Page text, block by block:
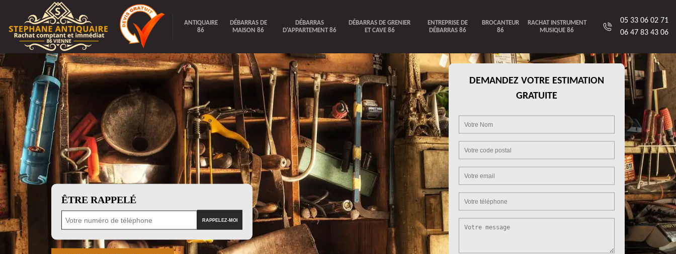
ANTIQUAIRE
86
DÉBARRAS DE
MAISON 86
DÉBARRAS
D'APPARTEMENT 86
DÉBARRAS DE GRENIER
ET CAVE 86
ENTREPRISE DE
DÉBARRAS 86
BROCANTEUR
86
RACHAT INSTRUMENT
MUSIQUE 86
05 33 06 02 71
06 47 83 43 06
ÊTRE RAPPELÉ
DEMANDEZ VOTRE ESTIMATION
GRATUITE